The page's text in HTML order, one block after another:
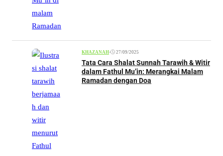
KHAZANAH• 27/09/2025
Tata Cara Shalat Sunnah Tarawih & Witir
dalam Fathul Mu’in: Merangkai Malam
Ramadan dengan Doa